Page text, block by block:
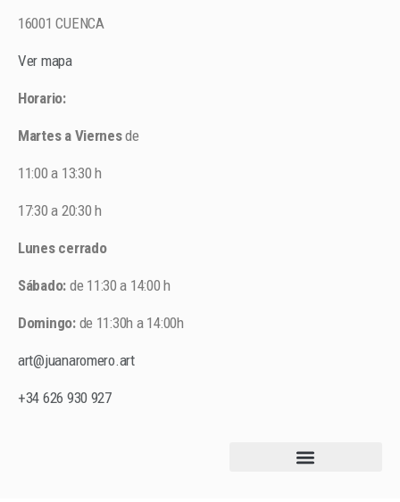
16001 CUENCA
Ver mapa
Horario:
Martes a Viernesde
11:00 a 13:30 h
17:30 a 20:30 h
Lunes cerrado
Sábado: de 11:30 a 14:00 h
Domingo:de 11:30h a 14:00h
art@juanaromero.art
+34 626 930 927